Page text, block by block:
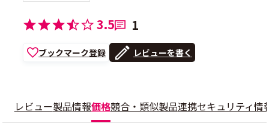
3.5 1
ブックマーク登録 レビューを書く
レビュー製品情報価格競合・類似製品連携セキュリティ情